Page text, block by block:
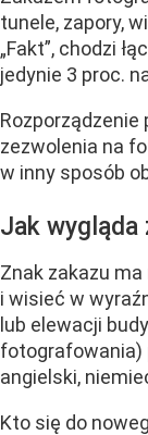
tunele, zapory,
„Fakt”, chodzi
jedynie 3 proc.
zezwolenia na
w inny sposób
Jak
Znak zakazu
i wisieć w
lub elewacji
fotografowania)
angielski,
Kto się do